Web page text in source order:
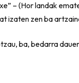
– (Hor landak
izaten zen ba
ba, bedarra